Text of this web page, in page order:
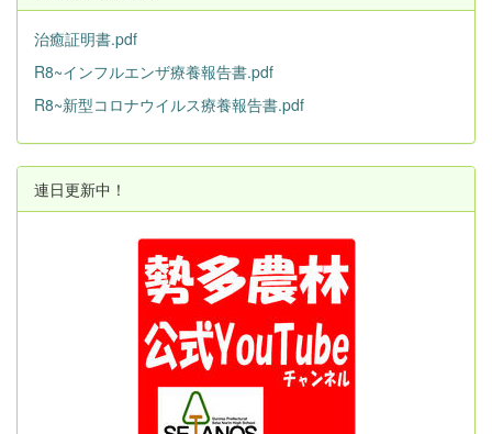
治癒証明書.pdf
R8~インフルエンザ療養報告書.pdf
R8~新型コロナウイルス療養報告書.pdf
連日更新中！